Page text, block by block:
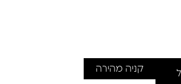
קניה מהירה